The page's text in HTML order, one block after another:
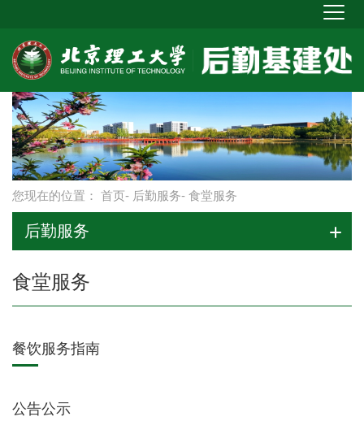
您现在的位置： 首页- 后勤服务- 食堂服务
后勤服务
食堂服务
餐饮服务指南
公告公示